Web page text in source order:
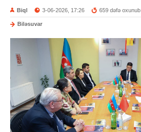
Biql 3-06-2026, 17:26 659 dəfə oxunub
Biləsuvar